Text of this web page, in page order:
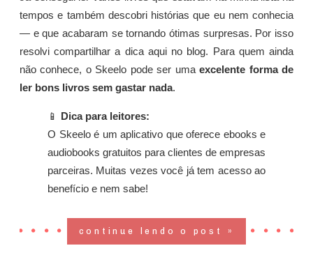
tempos e também descobri histórias que eu nem conhecia
— e que acabaram se tornando ótimas surpresas. Por isso
resolvi compartilhar a dica aqui no blog. Para quem ainda
não conhece, o Skeelo pode ser umaexcelente forma de
ler bons livros sem gastar nada.
📱 Dica para leitores:
O Skeelo é um aplicativo que oferece ebooks e
audiobooks gratuitos para clientes de empresas
parceiras. Muitas vezes você já tem acesso ao
benefício e nem sabe!
continue lendo o post »